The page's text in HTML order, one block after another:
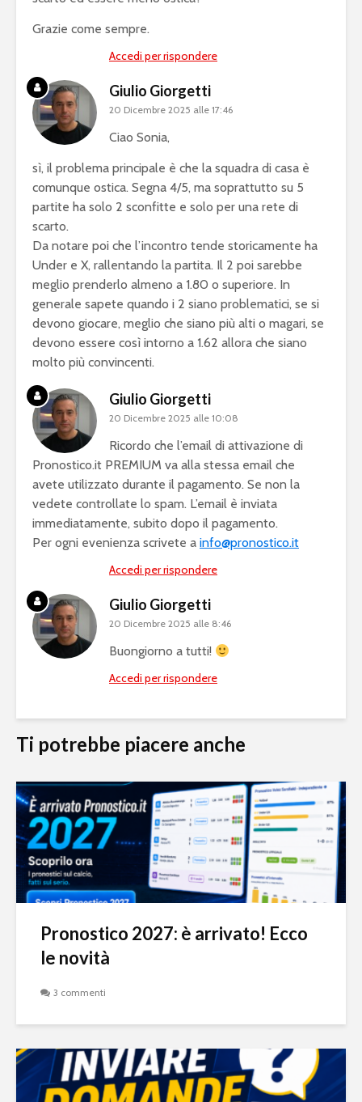
Grazie come sempre.
Accedi per rispondere
Giulio Giorgetti
20 Dicembre 2025 alle 17:46
Ciao Sonia,
sì, il problema principale è che la squadra di casa è
comunque ostica. Segna 4/5, ma soprattutto su 5
partite ha solo 2 sconfitte e solo per una rete di
scarto.
Da notare poi che l’incontro tende storicamente ha
Under e X, rallentando la partita. Il 2 poi sarebbe
meglio prenderlo almeno a 1.80 o superiore. In
generale sapete quando i 2 siano problematici, se si
devono giocare, meglio che siano più alti o magari, se
devono essere così intorno a 1.62 allora che siano
molto più convincenti.
Giulio Giorgetti
20 Dicembre 2025 alle 10:08
Ricordo che l’email di attivazione di
Pronostico.it PREMIUM va alla stessa email che
avete utilizzato durante il pagamento. Se non la
vedete controllate lo spam. L’email è inviata
immediatamente, subito dopo il pagamento.
Per ogni evenienza scrivete a info@pronostico.it
Accedi per rispondere
Giulio Giorgetti
20 Dicembre 2025 alle 8:46
Buongiorno a tutti!
Accedi per rispondere
Ti potrebbe piacere anche
Pronostico 2027: è arrivato! Ecco
le novità
3 commenti